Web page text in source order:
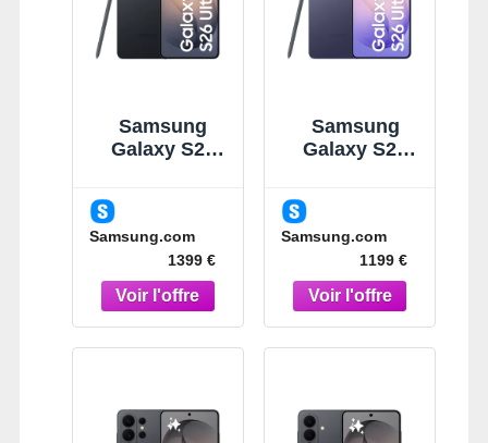
Samsung
Galaxy S26
Smartphone
Noir
Samsung.com
1399 €
Samsung
Galaxy S26
Smartphone
IA Violet
Samsung.com
1199 €